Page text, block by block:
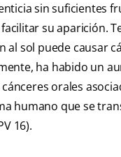
sin suficientes
su aparición.
al sol puede causar
ha habido un
orales
humano que se
16).